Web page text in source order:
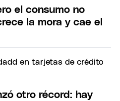
el consumo no
la mora y cae el
otro récord: hay